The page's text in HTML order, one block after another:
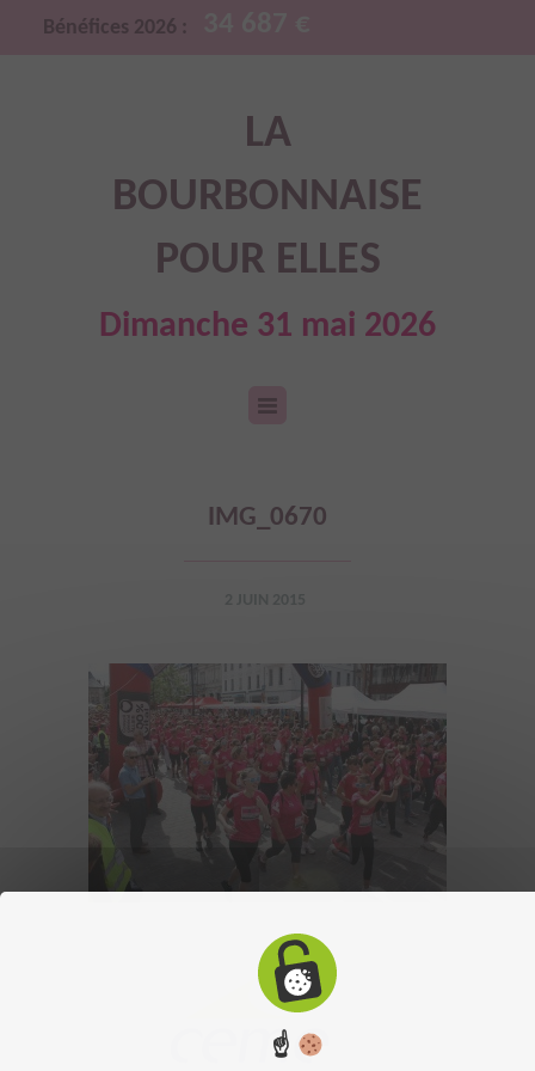
Bénéfices 2026 :
LA
BOURBONNAISE
POUR ELLES
Dimanche 31 mai 2026
IMG_0670
☝